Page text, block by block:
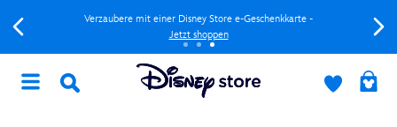
Verzaubere mit einer Disney Store e-Geschenkkarte -
Jetzt shoppen